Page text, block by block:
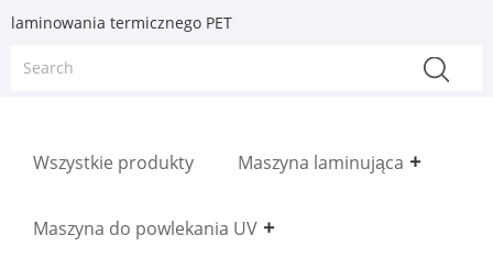
laminowania termicznego PET
Wszystkie produkty Maszyna laminująca
Maszyna do powlekania UV